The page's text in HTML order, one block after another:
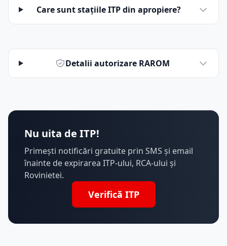
Care sunt stațiile ITP din apropiere?
Detalii autorizare RAROM
Nu uita de ITP!
Primești notificări gratuite prin SMS și email
înainte de expirarea ITP-ului, RCA-ului și
Rovinietei.
Verifică ITP